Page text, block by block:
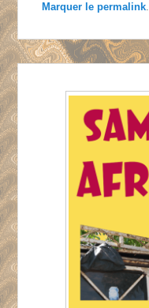
Marquer lepermalink.